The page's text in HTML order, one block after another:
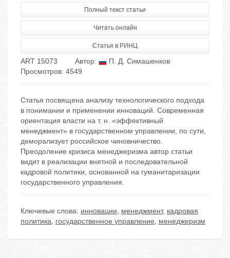
Полный текст статьи
Читать онлайн
Статья в РИНЦ
ART 15073 Автор:
П. Д. Симашенков
Просмотров: 4549
Статья посвящена анализу технологического подхода
в понимании и применении инноваций. Современная
ориентация власти на т. н. «эффективный
менеджмент» в государственном управлении, по сути,
деморализует российское чиновничество.
Преодоление кризиса менеджеризма автор статьи
видит в реализации внятной и последовательной
кадровой политики, основанной на гуманитаризации
государственного управления.
Ключевые слова: инновации, менеджмент, кадровая
политика, государственное управление, менеджеризм